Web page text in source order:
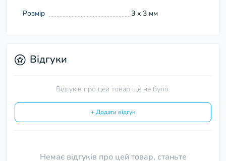
Розмір
3 х 3 мм
Відгуки
Відгуків про цей товар ще не було.
+ Додати відгук
Немає відгуків про цей товар, станьте